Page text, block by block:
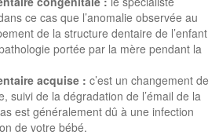
ce cas que l’anomalie observée au
de la structure dentaire de l’enfant
portée par la mère pendant la
acquise : c’est un changement de
suivi de la dégradation de l’émail de la
est généralement dû à une infection
de votre bébé.